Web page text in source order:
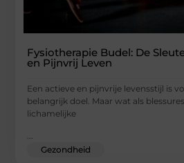
Fysiotherapie Budel: De
en Pijnvrij Leven
Een actieve en pijnvrije levensstijl is
belangrijk doel. Maar wat als
lichamelijke
...
Gezondheid